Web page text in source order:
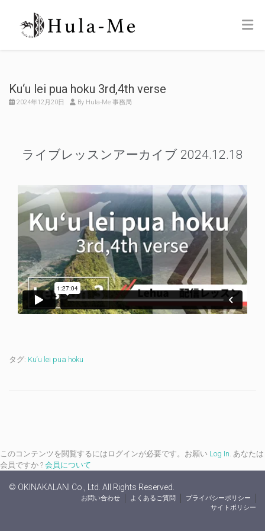
Ku‘u lei pua hoku 3rd,4th verse
2024年12月20日 By Hula-Me 事務局
ライブレッスンアーカイブ 2024.12.18
タグ: Ku‘u lei pua hoku
このコンテンツを閲覧するにはログインが必要です。お願い Log In. あなたは
会員ですか ? 会員について
© OKINAKALANI Co., Ltd. All Rights Reserved.
お問い合わせ よくあるご質問
プライバシーポリシー
サイトポリシー